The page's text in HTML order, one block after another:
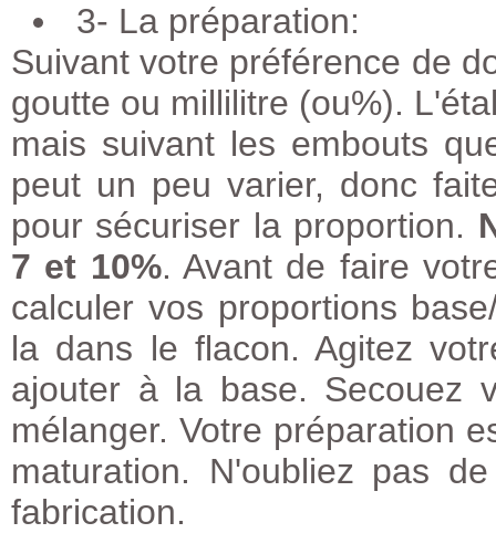
3- La préparation:
Suivant votre préférence de
goutte ou millilitre (ou%).
mais suivant les embouts
peut un peu varier, donc
pour sécuriser la proportion.
7 et 10%. Avant de faire
calculer vos proportions
la dans le flacon. Agitez
ajouter à la base. Secouez
mélanger. Votre préparation
maturation. N'oubliez pas
fabrication.